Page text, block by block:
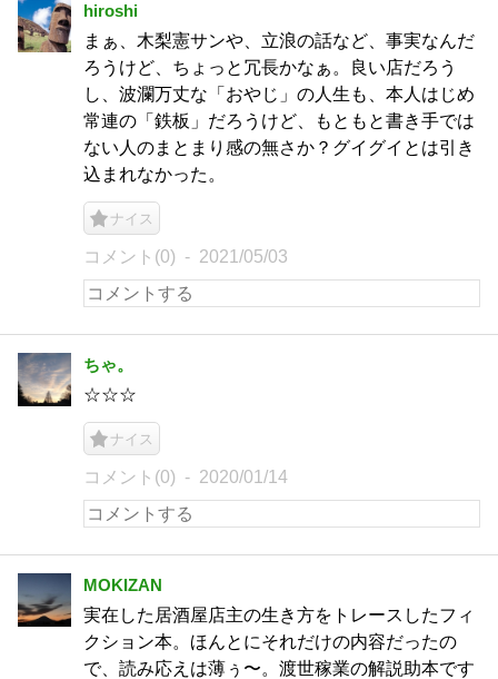
hiroshi
まぁ、木梨憲サンや、立浪の話など、事実なんだ
ろうけど、ちょっと冗長かなぁ。良い店だろう
し、波瀾万丈な「おやじ」の人生も、本人はじめ
常連の「鉄板」だろうけど、もともと書き手では
ない人のまとまり感の無さか？グイグイとは引き
込まれなかった。
ナイス
コメント(0) 2021/05/03
ちゃ。
☆☆☆
ナイス
コメント(0) 2020/01/14
MOKIZAN
実在した居酒屋店主の生き方をトレースしたフィ
クション本。ほんとにそれだけの内容だったの
で、読み応えは薄ぅ〜。渡世稼業の解説助本です